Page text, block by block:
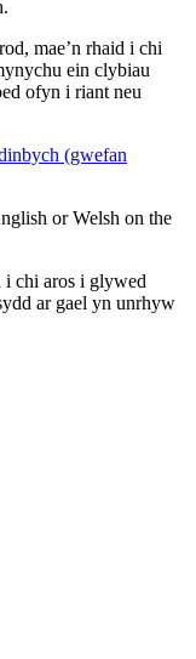
mae’n rhaid i chi
ein clybiau
ofyn i riant neu
(gwefan
or Welsh on the
i chi aros i glywed
ar gael yn unrhyw